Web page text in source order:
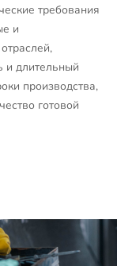
требования
и
и длительный
производства,
готовой